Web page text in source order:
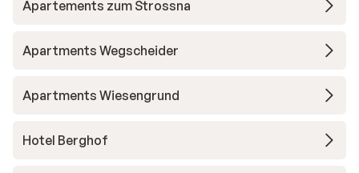
Apartements zum Strossna
Apartments Wegscheider
Apartments Wiesengrund
Hotel Berghof